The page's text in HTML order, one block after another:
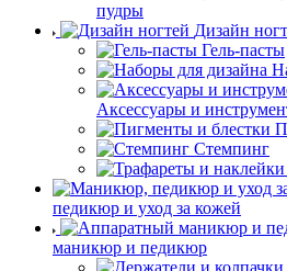
пудры
Дизайн
Гель-пасты
Аксессуары и
Стемпинг
педикюр и уход за кожей
маникюр и педикюр